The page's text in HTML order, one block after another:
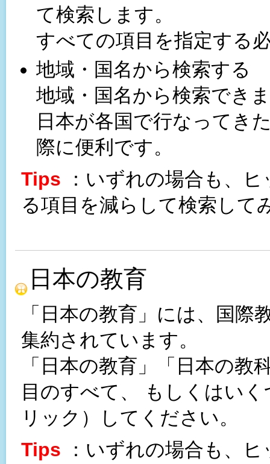
て検索します。
すべての項目を指定する
地域・国名から検索する
地域・国名から検索でき
日本が各国で行なってき
際に便利です。
Tips ：いずれの場合も、
る項目を減らして検索して
日本の教育
「日本の教育」には、国際
集約されています。
「日本の教育」「日本の教
目のすべて、 もしくはい
リック）してください。
Tips ：いずれの場合も、